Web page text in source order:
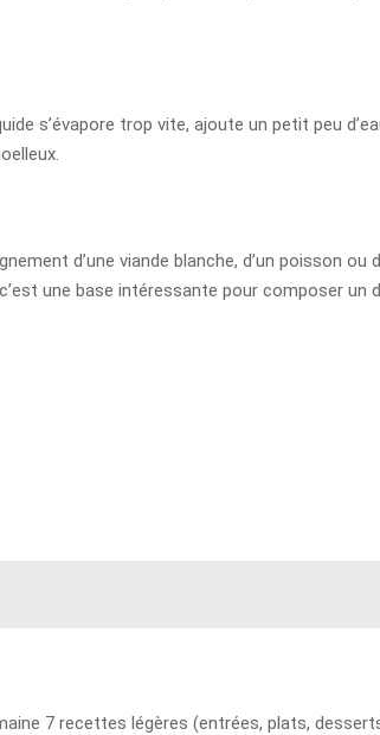
s’évapore trop vite, ajoute un petit peu
d’une viande blanche, d’un poisson ou
une base intéressante pour composer un
7 recettes légères (entrées, plats,